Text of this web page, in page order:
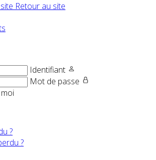
Retour au site
Identifiant
Mot de passe
?
?